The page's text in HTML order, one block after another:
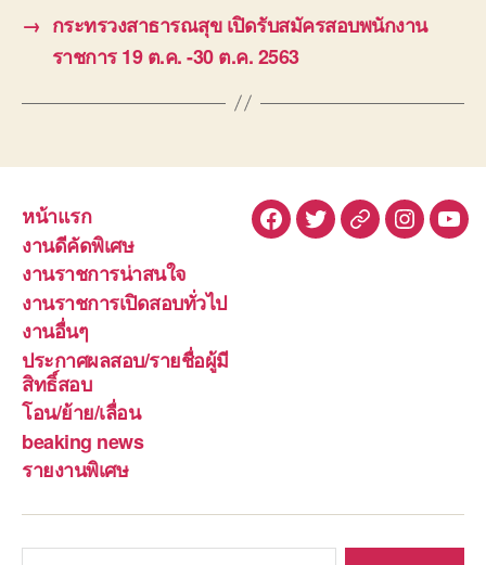
→ กระทรวงสาธารณสุข เปิดรับสมัครสอบพนักงาน
ราชการ 19 ต.ค. -30 ต.ค. 2563
หน้าแรก
งานดีคัดพิเศษ
งานราชการน่าสนใจ
งานราชการเปิดสอบทั่วไป
งานอื่นๆ
ประกาศผลสอบ/รายชื่อผู้มี
สิทธิ์สอบ
โอน/ย้าย/เลื่อน
beaking news
รายงานพิเศษ
Facebook
TwitterLine